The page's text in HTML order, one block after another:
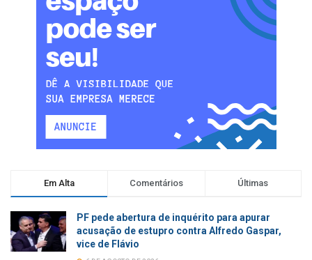
Em Alta Comentários Últimas
PF pede abertura de inquérito para apurar
acusação de estupro contra Alfredo Gaspar,
vice de Flávio